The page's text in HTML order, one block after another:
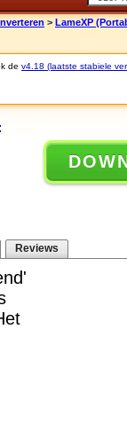
> LameXP
de v4.18 (laatste stabiele
Reviews